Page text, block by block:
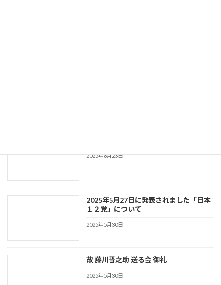
2025年8月23日
2025年5月27日に発表されました「日本
１２党」について
2025年5月30日
故 藤川晋之助 送る会 御礼
2025年5月30日